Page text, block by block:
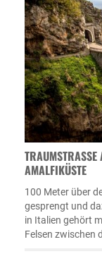
TRAUMSTRASSE
MALFIKÜSTE
100 Meter über
gesprengt und
in Italien gehört
Felsen zwischen